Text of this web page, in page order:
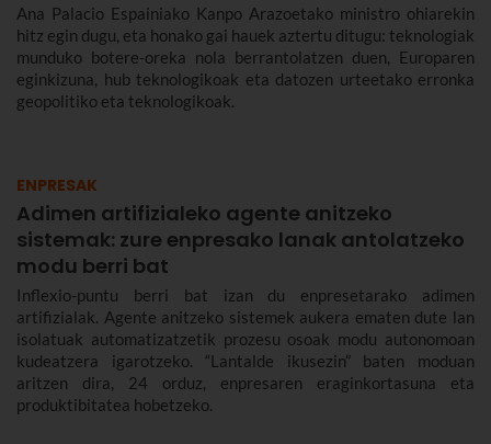
Ana Palacio Espainiako Kanpo Arazoetako ministro ohiarekin
hitz egin dugu, eta honako gai hauek aztertu ditugu: teknologiak
munduko botere-oreka nola berrantolatzen duen, Europaren
eginkizuna, hub teknologikoak eta datozen urteetako erronka
geopolitiko eta teknologikoak.
ENPRESAK
Adimen artifizialeko agente anitzeko
sistemak: zure enpresako lanak antolatzeko
modu berri bat
Inflexio-puntu berri bat izan du enpresetarako adimen
artifizialak. Agente anitzeko sistemek aukera ematen dute lan
isolatuak automatizatzetik prozesu osoak modu autonomoan
kudeatzera igarotzeko. “Lantalde ikusezin” baten moduan
aritzen dira, 24 orduz, enpresaren eraginkortasuna eta
produktibitatea hobetzeko.